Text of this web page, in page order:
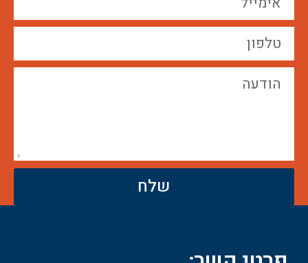
שלח